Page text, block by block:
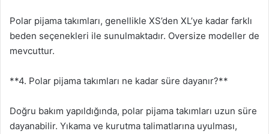
Polar pijama takımları, genellikle XS’den XL’ye kadar farklı
beden seçenekleri ile sunulmaktadır. Oversize modeller de
mevcuttur.
**4. Polar pijama takımları ne kadar süre dayanır?**
Doğru bakım yapıldığında, polar pijama takımları uzun süre
dayanabilir. Yıkama ve kurutma talimatlarına uyulması,